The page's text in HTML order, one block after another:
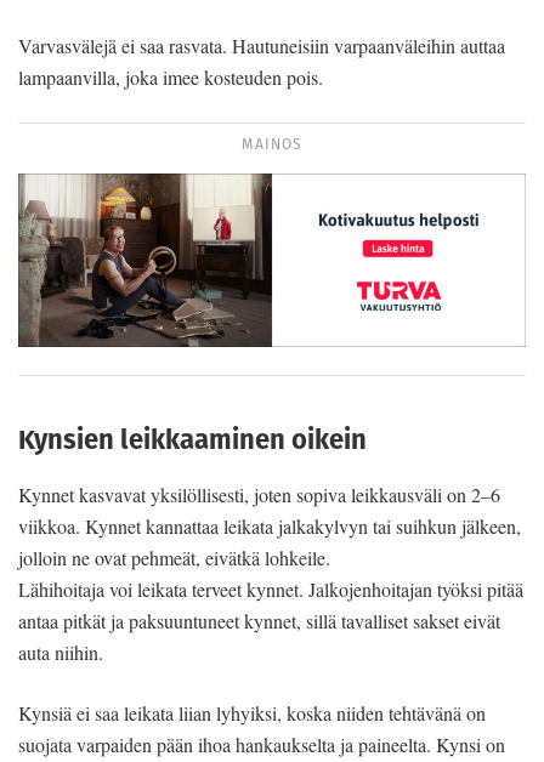
Varvasvälejä ei saa rasvata. Hautuneisiin varpaanväleihin auttaa
lampaanvilla, joka imee kosteuden pois.
MAINOS
Kynsien leikkaaminen oikein
Kynnet kasvavat yksilöllisesti, joten sopiva leikkausväli on 2–6
viikkoa. Kynnet kannattaa leikata jalkakylvyn tai suihkun jälkeen,
jolloin ne ovat pehmeät, eivätkä lohkeile.
Lähihoitaja voi leikata terveet kynnet. Jalkojenhoitajan työksi pitää
antaa pitkät ja paksuuntuneet kynnet, sillä tavalliset sakset eivät
auta niihin.
Kynsiä ei saa leikata liian lyhyiksi, koska niiden tehtävänä on
suojata varpaiden pään ihoa hankaukselta ja paineelta. Kynsi on